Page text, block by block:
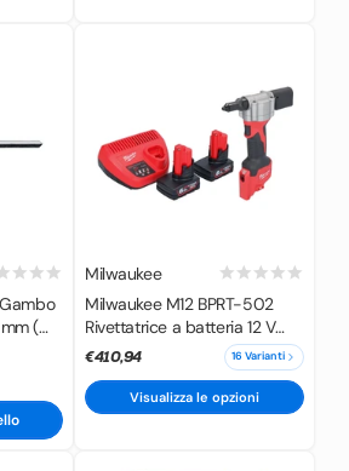
(
Milwaukee
Milwaukee M12 BPRT-502
Rivettatrice a batteria 12 V
20,32 mm + 2 batterie 6,0 Ah
€410,94 16 Varianti
Visualizza le opzioni